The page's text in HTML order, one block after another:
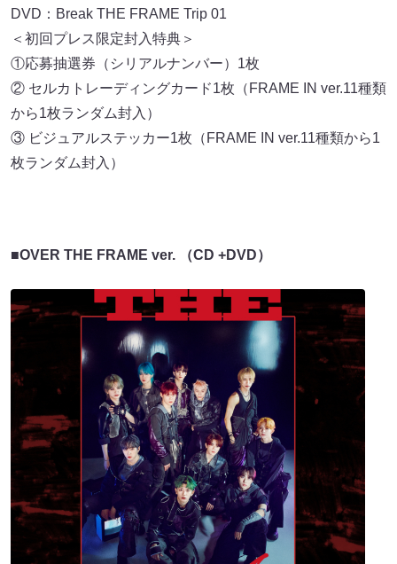
DVD：Break THE FRAME Trip 01
＜初回プレス限定封入特典＞
①応募抽選券（シリアルナンバー）1枚
② セルカトレーディングカード1枚（FRAME IN ver.11種類
から1枚ランダム封入）
③ ビジュアルステッカー1枚（FRAME IN ver.11種類から1
枚ランダム封入）
■OVER THE FRAME ver. （CD +DVD）